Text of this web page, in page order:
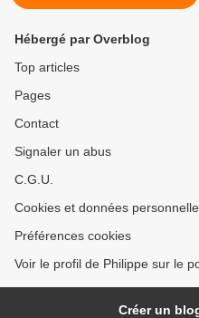
Hébergé par Overblog
Top articles
Pages
Contact
Signaler un abus
C.G.U.
Cookies et données
Préférences cookies
Voir le profil de Philippe sur le
Créer un